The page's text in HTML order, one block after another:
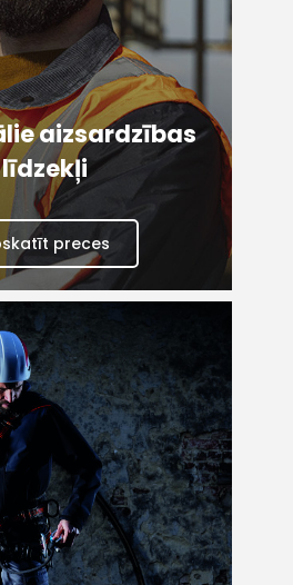
aizsardzības
līdzekļi
preces